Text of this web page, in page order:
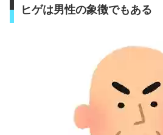
ヒゲは男性の象徴でもある